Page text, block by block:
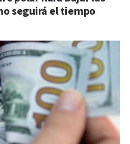
seguirá el tiempo